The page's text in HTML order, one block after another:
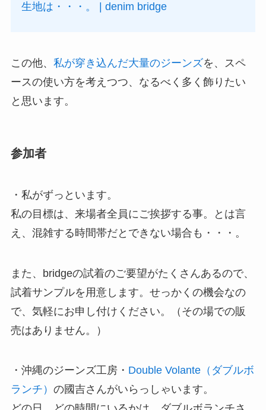
生地は・・・。 | denim bridge
この他、 私が穿き込んだ大量のジーンズを、スペ
ースの使い方を考えつつ、なるべく多く飾りたい
と思います。
参加者
・私がずっといます。
私の目標は、来場者全員にご挨拶する事。とは言
え、混雑する時間帯だとできない場合も・・・。
また、bridgeの試着のご要望がたくさんあるので、
試着サンプルを用意します。せっかくの機会なの
で、気軽にお申し付けください。（その場での販
売はありません。）
・沖縄のジーンズ工房・ Double Volante（ダブルボ
ランチ） の國吉さんがいらっしゃいます。